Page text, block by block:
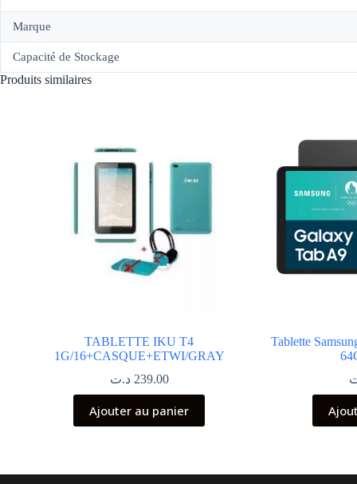
Marque
Capacité de Stockage
Produits similaires
TABLETTE IKU T4
1G/16+CASQUE+ETWI/GRAY
239.00 د.ت
Ajouter au panier
Tablette